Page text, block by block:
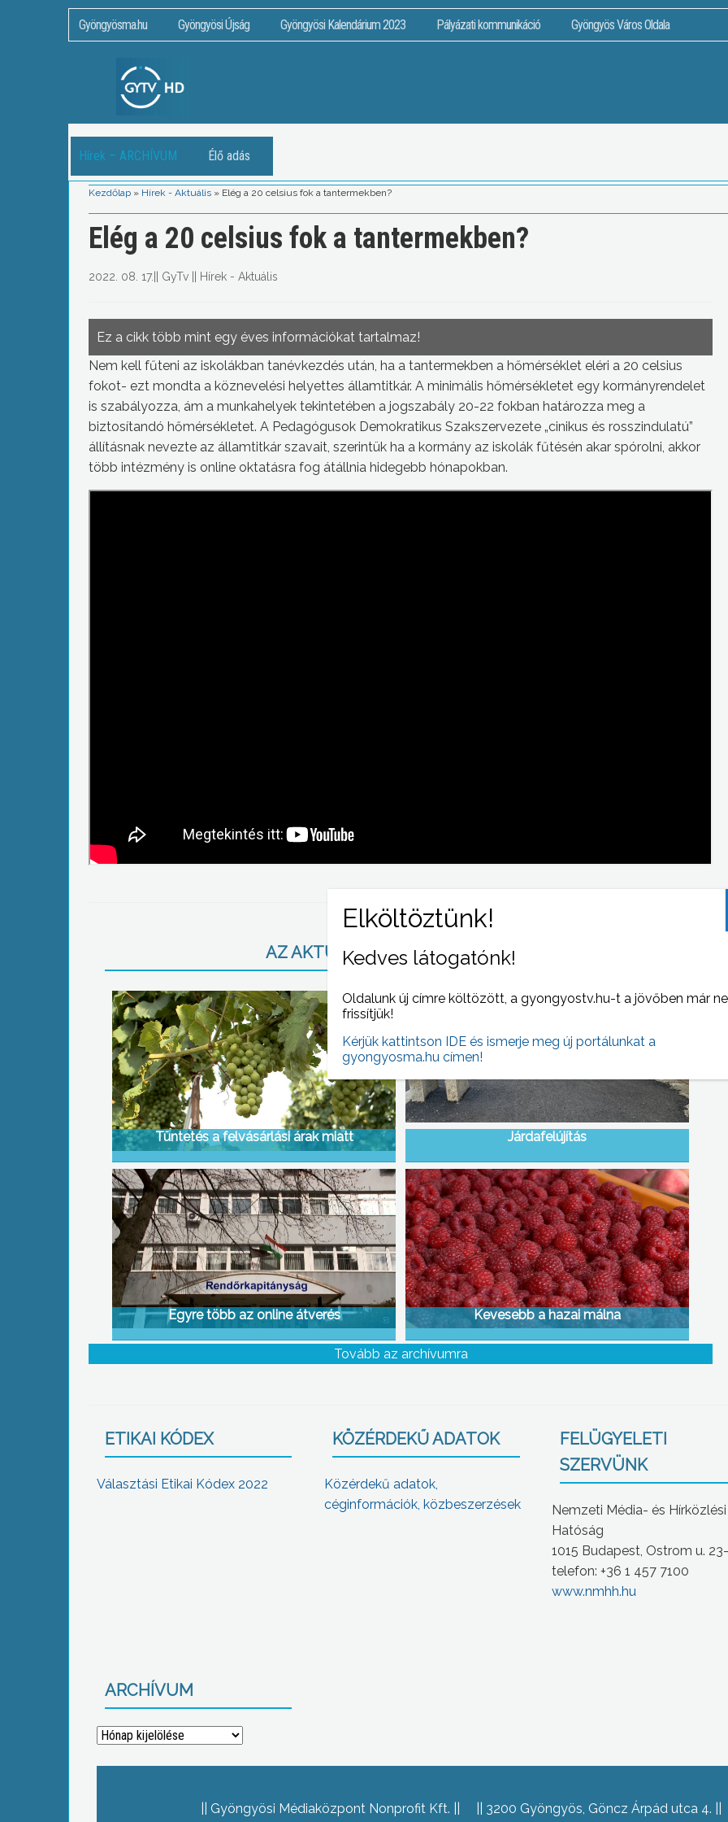
Gyöngyösma.hu Gyöngyösi Újság Gyöngyösi Kalendárium 2023 Pályázati kommunikáció Gyöngyös Város Oldala
Hírek – ARCHÍVUM Élő adás
Kezdőlap » Hírek - Aktuális » Elég a 20 celsius fok a tantermekben?
Elég a 20 celsius fok a tantermekben?
2022. 08. 17. GyTv Hírek - Aktuális
Ez a cikk több mint egy éves információkat tartalmaz!
Nem kell fűteni az iskolákban tanévkezdés után, ha a tantermekben a hőmérséklet eléri a 20 celsius
fokot- ezt mondta a köznevelési helyettes államtitkár. A minimális hőmérsékletet egy kormányrendelet
is szabályozza, ám a munkahelyek tekintetében a jogszabály 20-22 fokban határozza meg a
biztosítandó hőmérsékletet. A Pedagógusok Demokratikus Szakszervezete „cinikus és rosszindulatú”
állításnak nevezte az államtitkár szavait, szerintük ha a kormány az iskolák fűtésén akar spórolni, akkor
több intézmény is online oktatásra fog átállnia hidegebb hónapokban.
AZ AKTUÁLIS NAPI HÍREI
Tüntetés a felvásárlási árak miatt Járdafelújítás
Egyre több az online átverés Kevesebb a hazai málna
Tovább az archívumra
ETIKAI KÓDEX
Választási Etikai Kódex 2022
KÖZÉRDEKŰ ADATOK
Közérdekű adatok,
céginformációk, közbeszerzések
FELÜGYELETI
SZERVÜNK
Nemzeti Média- és Hírközlési
Hatóság
1015 Budapest, Ostrom u.
telefon: +36 1 457 7100
www.nmhh.hu
ARCHÍVUM
Archívum
Gyöngyösi Médiaközpont Nonprofit Kft. 3200 Gyöngyös, Göncz Árpád utca 4.
Kedves látogatónk!
Oldalunk új címre költözött, a gyongyostv.hu-t a jövőben már
frissítjük!
Kérjük kattintson IDE és ismerje meg új portálunkat a
gyongyosma.hu címen!